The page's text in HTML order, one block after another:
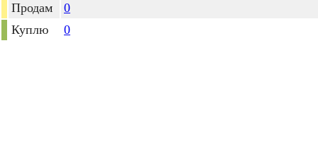
Продам
0
Куплю
0